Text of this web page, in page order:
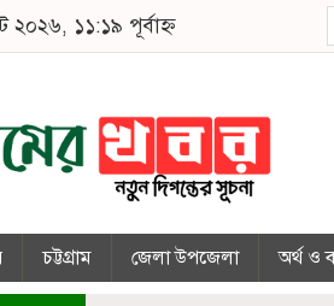
২০২৬, ১১:১৯ পূর্বাহ্ন
চট্টগ্রাম জেলা উপজেলা অর্থ ও